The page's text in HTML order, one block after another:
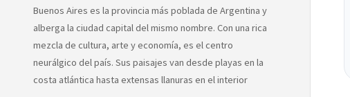
Buenos Aires es la provincia más poblada de Argentina y
alberga la ciudad capital del mismo nombre. Con una rica
mezcla de cultura, arte y economía, es el centro
neurálgico del país. Sus paisajes van desde playas en la
costa atlántica hasta extensas llanuras en el interior